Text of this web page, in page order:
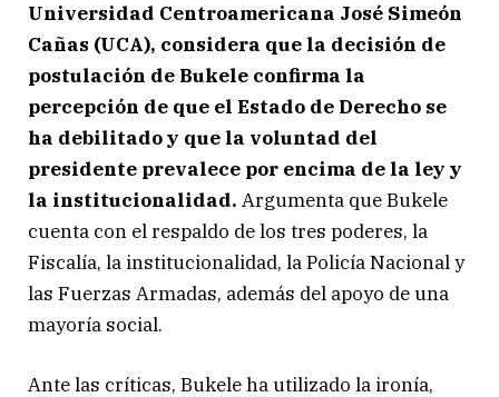
Universidad Centroamericana José Simeón
Cañas (UCA), considera que la decisión de
postulación de Bukele confirma la
percepción de que el Estado de Derecho se
ha debilitado y que la voluntad del
presidente prevalece por encima de la ley y
la institucionalidad. Argumenta que Bukele
cuenta con el respaldo de los tres poderes, la
Fiscalía, la institucionalidad, la Policía Nacional y
las Fuerzas Armadas, además del apoyo de una
mayoría social.
Ante las críticas, Bukele ha utilizado la ironía,